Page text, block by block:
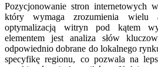
Pozycjonowanie stron internetowych
który wymaga zrozumienia wielu
optymalizacją witryn pod kątem
elementem jest analiza słów
odpowiednio dobrane do lokalnego
specyfikę regionu, co pozwala na